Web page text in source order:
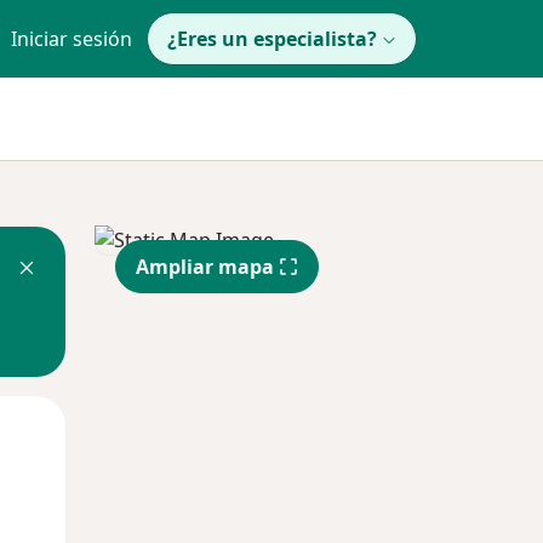
Iniciar sesión ¿Eres un especialista?
Ampliar mapa